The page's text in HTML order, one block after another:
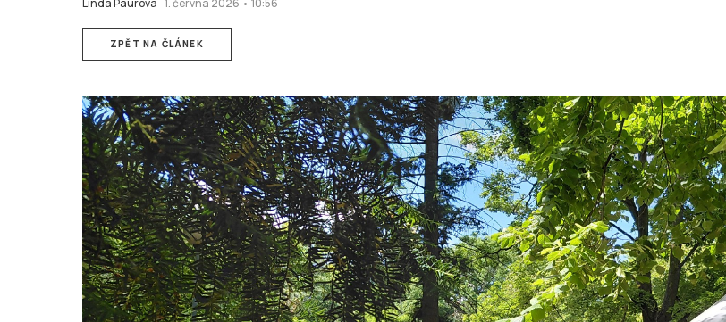
Linda Paurová 1. června 2026 • 10:56
ZPĚT NA ČLÁNEK